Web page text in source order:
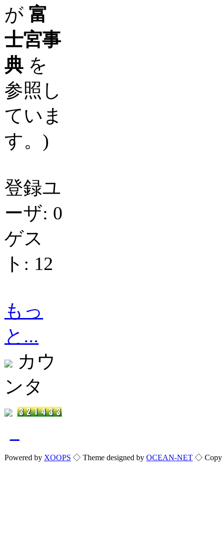
が 富
士宮事
典 を
参照し
ていま
す。)
登録ユ
ーザ: 0
ゲス
ト: 12
もっ
と...
カウ
ンタ
Powered by XOOPS ◇ Theme designed by OCEAN-NET ◇